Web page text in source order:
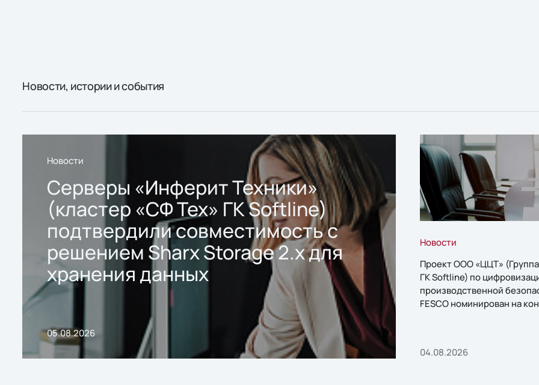
Новости, истории и события
Новости
Серверы «Инферит Техники»
(кластер «СФ Тех» ГК Softline)
подтвердили совместимость с
решением Sharx Storage 2.x для
хранения данных
05.08.2026
Новости
Проект ООО «ЦЦТ»
ГК Softline) по
производственной
FESCO номинирован на
04.08.2026